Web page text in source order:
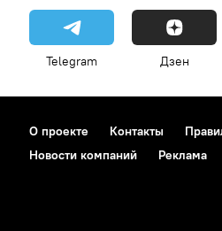
Telegram Дзен
О проекте Контакты
Новости компаний
Реклама